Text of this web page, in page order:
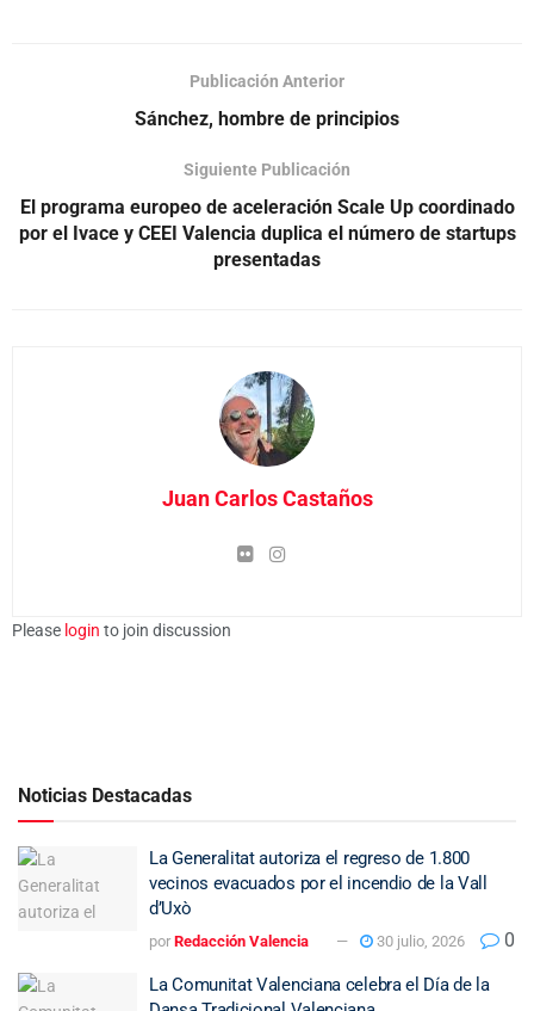
Publicación Anterior
Sánchez, hombre de principios
Siguiente Publicación
El programa europeo de aceleración Scale Up coordinado
por el Ivace y CEEI Valencia duplica el número de startups
presentadas
Juan Carlos Castaños
Please login to join discussion
Noticias Destacadas
La Generalitat autoriza el regreso de 1.800
vecinos evacuados por el incendio de la Vall
d’Uxò
por Redacción Valencia 30 julio, 2026 0
La Comunitat Valenciana celebra el Día de la